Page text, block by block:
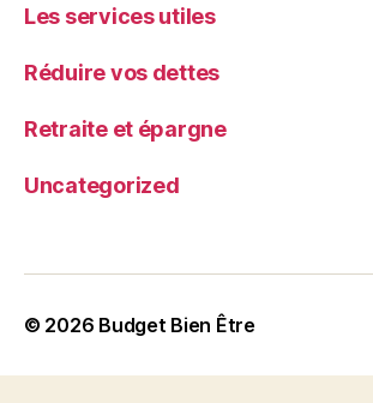
Les services utiles
Réduire vos dettes
Retraite et épargne
Uncategorized
© 2026 Budget Bien Être